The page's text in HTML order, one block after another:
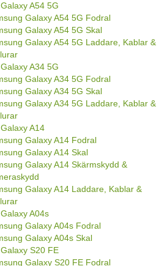
A54 5G
Galaxy A54 5G Fodral
Galaxy A54 5G Skal
Galaxy A54 5G Laddare, Kablar &
A34 5G
Galaxy A34 5G Fodral
Galaxy A34 5G Skal
Galaxy A34 5G Laddare, Kablar &
A14
Galaxy A14 Fodral
Galaxy A14 Skal
Galaxy A14 Skärmskydd &
Galaxy A14 Laddare, Kablar &
A04s
Galaxy A04s Fodral
Galaxy A04s Skal
S20 FE
Galaxy S20 FE Fodral